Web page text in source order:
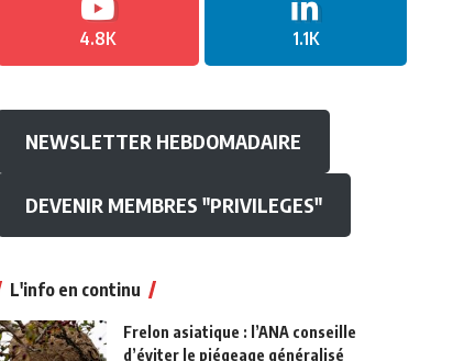
4.8K 1.1K
NEWSLETTER HEBDOMADAIRE
DEVENIR MEMBRES "PRIVILEGES"
L'info en continu
Frelon asiatique : l’ANA conseille
d’éviter le piégeage généralisé